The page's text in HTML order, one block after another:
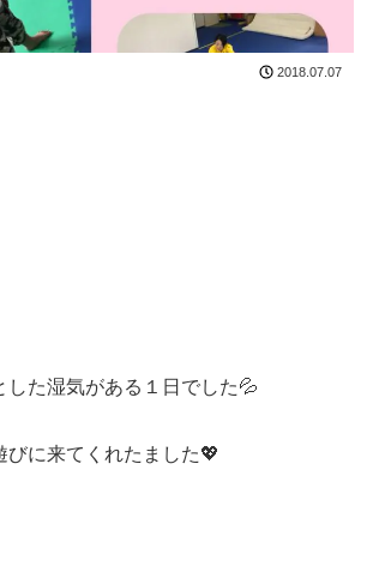
2018.07.07
した湿気がある１日でした💦
びに来てくれたました💖